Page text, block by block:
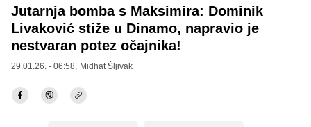
Jutarnja bomba s Maksimira: Dominik
Livaković stiže u Dinamo, napravio je
nestvaran potez očajnika!
29.01.26. - 06:58, Midhat Šljivak